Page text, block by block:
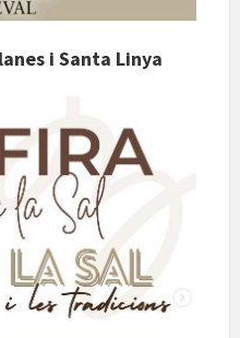
i Santa Linya